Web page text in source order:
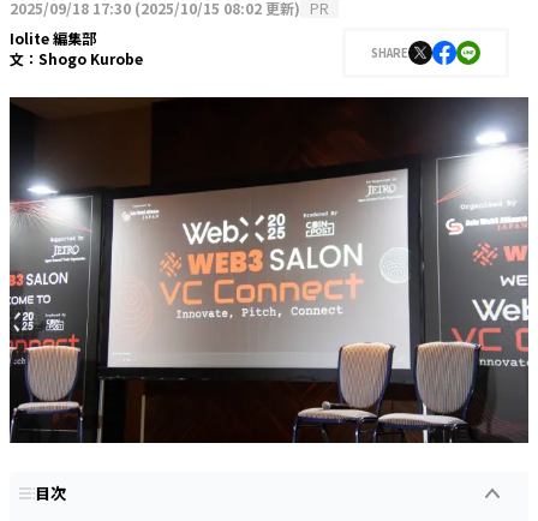
2025/09/18 17:30 (2025/10/15 08:02 更新) PR
Iolite 編集部
文： Shogo Kurobe SHARE
目次